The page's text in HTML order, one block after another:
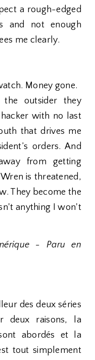
a rough-edged
and not enough
me clearly.
Money gone.
the outsider they
with no last
that drives me
orders. And
from getting
is threatened,
They become the
anything I won't
- Paru en
des deux séries
deux raisons, la
abordés et la
tout simplement